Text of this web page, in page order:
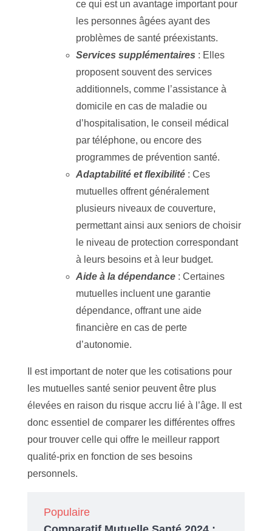
ce qui est un avantage important pour
les personnes âgées ayant des
problèmes de santé préexistants.
Services supplémentaires : Elles
proposent souvent des services
additionnels, comme l’assistance à
domicile en cas de maladie ou
d’hospitalisation, le conseil médical
par téléphone, ou encore des
programmes de prévention santé.
Adaptabilité et flexibilité: Ces
mutuelles offrent généralement
plusieurs niveaux de couverture,
permettant ainsi aux seniors de choisir
le niveau de protection correspondant
à leurs besoins et à leur budget.
Aide à la dépendance: Certaines
mutuelles incluent une garantie
dépendance, offrant une aide
financière en cas de perte
d’autonomie.
Il est important de noter que les cotisations pour
les mutuelles santé senior peuvent être plus
élevées en raison du risque accru lié à l’âge. Il est
donc essentiel de comparer les différentes offres
pour trouver celle qui offre le meilleur rapport
qualité-prix en fonction de ses besoins
personnels.
Populaire